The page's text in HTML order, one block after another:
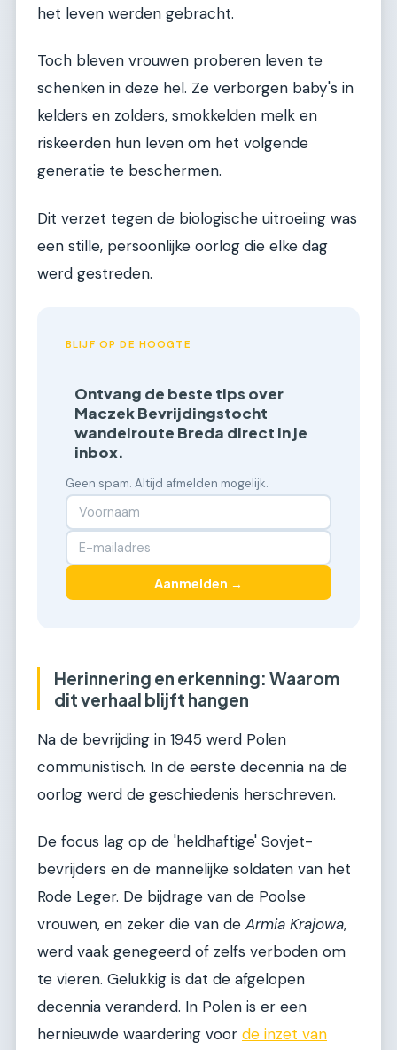
het leven werden gebracht.
Toch bleven vrouwen proberen leven te
schenken in deze hel. Ze verborgen baby's in
kelders en zolders, smokkelden melk en
riskeerden hun leven om het volgende
generatie te beschermen.
Dit verzet tegen de biologische uitroeiing was
een stille, persoonlijke oorlog die elke dag
werd gestreden.
BLIJF OP DE HOOGTE
Ontvang de beste tips over
Maczek Bevrijdingstocht
wandelroute Breda direct in je
inbox.
Geen spam. Altijd afmelden mogelijk.
Aanmelden →
Herinnering en erkenning: Waarom
dit verhaal blijft hangen
Na de bevrijding in 1945 werd Polen
communistisch. In de eerste decennia na de
oorlog werd de geschiedenis herschreven.
De focus lag op de 'heldhaftige' Sovjet-
bevrijders en de mannelijke soldaten van het
Rode Leger. De bijdrage van de Poolse
vrouwen, en zeker die van de Armia Krajowa,
werd vaak genegeerd of zelfs verboden om
te vieren. Gelukkig is dat de afgelopen
decennia veranderd. In Polen is er een
hernieuwde waardering voor de inzet van